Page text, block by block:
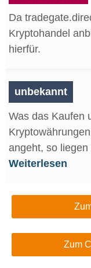
Da
Kryptohandel
hierfür.
unbekannt
Was das Kaufen
angeht, so
Weiterlesen
Zum